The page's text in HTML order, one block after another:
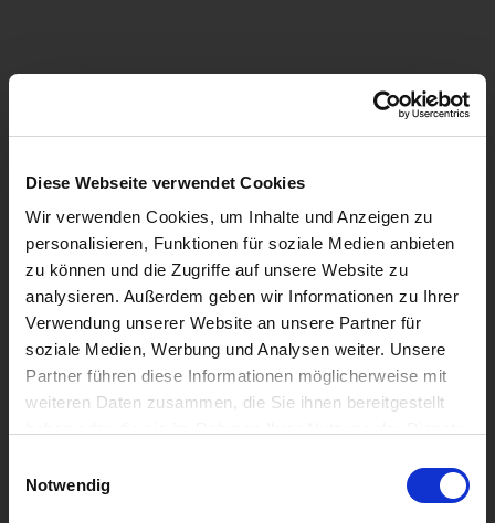
Diese Webseite verwendet Cookies
Wir verwenden Cookies, um Inhalte und Anzeigen zu
personalisieren, Funktionen für soziale Medien anbieten
zu können und die Zugriffe auf unsere Website zu
analysieren. Außerdem geben wir Informationen zu Ihrer
Verwendung unserer Website an unsere Partner für
soziale Medien, Werbung und Analysen weiter. Unsere
Partner führen diese Informationen möglicherweise mit
weiteren Daten zusammen, die Sie ihnen bereitgestellt
Notwendig